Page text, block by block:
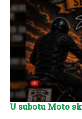
U subotu Moto